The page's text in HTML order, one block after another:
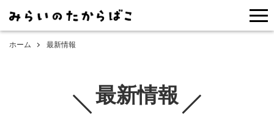
ホーム 最新情報
最新情報